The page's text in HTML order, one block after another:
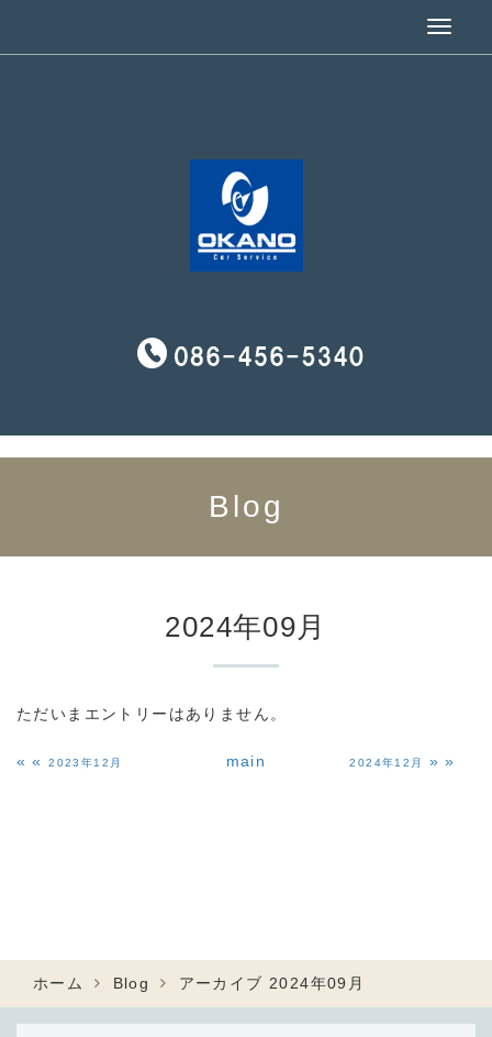
Blog
2024年09月
ただいまエントリーはありません。
«2023年12月 main 2024年12月 »
ホーム Blog アーカイブ 2024年09月